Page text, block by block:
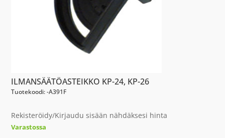
ILMANSÄÄTÖASTEIKKO KP-24, KP-26
Tuotekoodi: -A391F
Rekisteröidy/Kirjaudu sisään nähdäksesi hinta
Varastossa